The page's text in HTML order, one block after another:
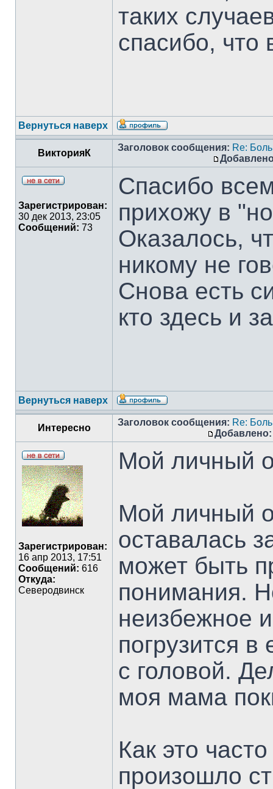
таких
спасибо, что
Вернуться наверх
ВикторияК
Заголовок сообщения: Re: Боль
Зарегистрирован:
30 дек 2013, 23:05
Сообщений: 73
Спасибо
прихожу в
Оказалось,
никому не
Снова есть
кто здесь и
Вернуться наверх
Интересно
Заголовок сообщения: Re: Боль
Добавлено:
Зарегистрирован:
16 апр 2013, 17:51
Сообщений: 616
Откуда:
Северодвинск
Мой личный
Мой личный
оставалась
может быть
понимания.
неизбежное
погрузится в
с головой.
моя мама
Как это
произошло